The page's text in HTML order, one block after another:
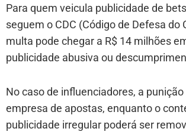
Para quem veicula publicidade de
seguem o CDC (Código de Defesa do
multa pode chegar a R$ 14 milhões
publicidade abusiva ou
No caso de influenciadores, a
empresa de apostas, enquanto o
publicidade irregular poderá ser